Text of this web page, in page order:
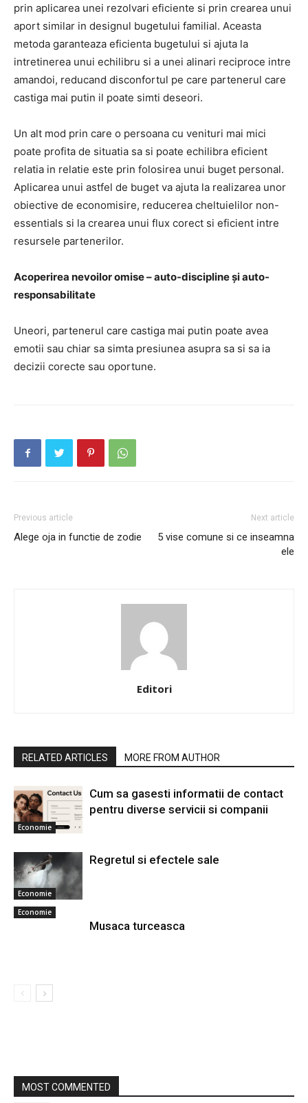
prin aplicarea unei rezolvari eficiente si prin crearea unui
aport similar in designul bugetului familial. Aceasta
metoda garanteaza eficienta bugetului si ajuta la
intretinerea unui echilibru si a unei alinari reciproce intre
amandoi, reducand disconfortul pe care partenerul care
castiga mai putin il poate simti deseori.
Un alt mod prin care o persoana cu venituri mai mici
poate profita de situatia sa si poate echilibra eficient
relatia in relatie este prin folosirea unui buget personal.
Aplicarea unui astfel de buget va ajuta la realizarea unor
obiective de economisire, reducerea cheltuielilor non-
essentials si la crearea unui flux corect si eficient intre
resursele partenerilor.
Acoperirea nevoilor omise – auto-discipline și auto-
responsabilitate
Uneori, partenerul care castiga mai putin poate avea
emotii sau chiar sa simta presiunea asupra sa si sa ia
decizii corecte sau oportune.
Previous article
Alege oja in functie de zodie
Next article
5 vise comune si ce inseamna
ele
Editori
RELATED ARTICLES MORE FROM AUTHOR
Economie
Cum sa gasesti informatii de contact
pentru diverse servicii si companii
Economie
Regretul si efectele sale
Economie
Musaca turceasca
MOST COMMENTED